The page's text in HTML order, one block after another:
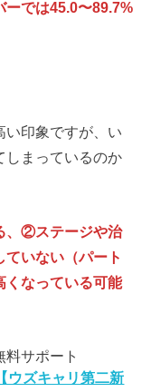
ーでは45.0〜89.7%
い印象ですが、い
しまっているのか
、②ステージや治
いない（パート
くなっている可能
サポート
【ウズキャリ第二新